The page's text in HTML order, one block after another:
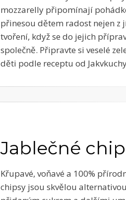
mozzarelly připomínají
přinesou dětem radost nejen z
tvoření, když se do jejich
společně. Připravte si veselé
děti podle receptu od
Jablečné
Křupavé, voňavé a 100%
chipsy jsou skvělou